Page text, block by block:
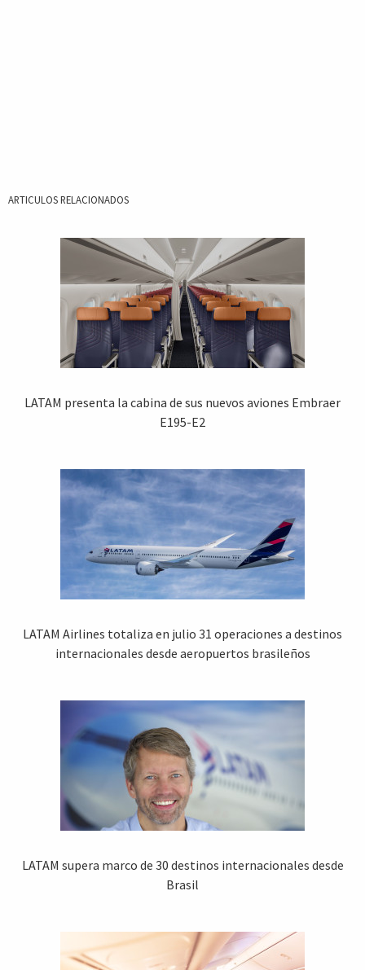
ARTICULOS RELACIONADOS
LATAM presenta la cabina de sus nuevos aviones Embraer
E195-E2
LATAM Airlines totaliza en julio 31 operaciones a destinos
internacionales desde aeropuertos brasileños
LATAM supera marco de 30 destinos internacionales desde
Brasil